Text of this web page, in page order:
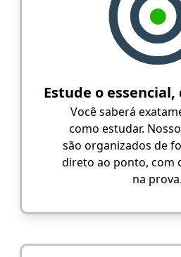
Estude o
Você saberá
como estudar.
são organizados de
direto ao ponto, com
na prova.